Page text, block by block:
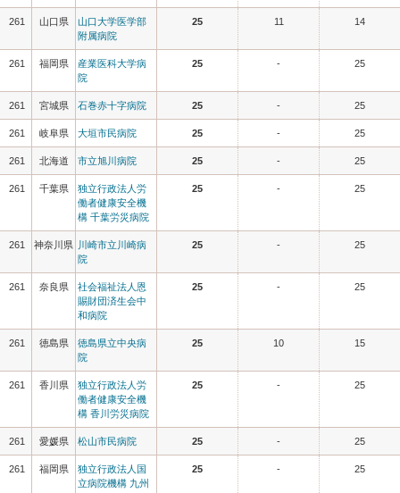
261 山口県
山口大学医学部
附属病院
25 11 14
261 福岡県
産業医科大学病
院
25 - 25
261 宮城県 石巻赤十字病院 25 - 25
261 岐阜県 大垣市民病院 25 - 25
261 北海道 市立旭川病院 25 - 25
261 千葉県
独立行政法人労
働者健康安全機
構 千葉労災病院
25 - 25
261 神奈川県 川崎市立川崎病
院
25 - 25
261 奈良県
社会福祉法人恩
賜財団済生会中
和病院
25 - 25
261 徳島県
徳島県立中央病
院
25 10 15
261 香川県
独立行政法人労
働者健康安全機
構 香川労災病院
25 - 25
261 愛媛県 松山市民病院 25 - 25
261 福岡県
独立行政法人国
立病院機構 九州
25 - 25